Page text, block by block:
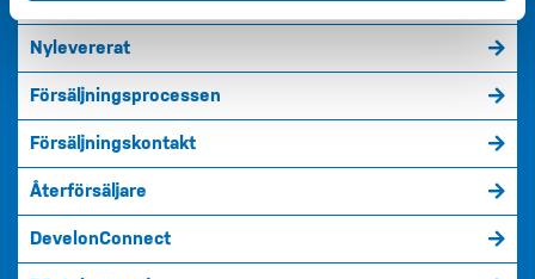
Nylevererat
Försäljningsprocessen
Försäljningskontakt
Återförsäljare
DevelonConnect